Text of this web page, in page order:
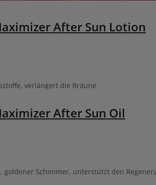
After Sun Lotion
verlängert die Bräune
After Sun Oil
Schimmer, unterstützt den